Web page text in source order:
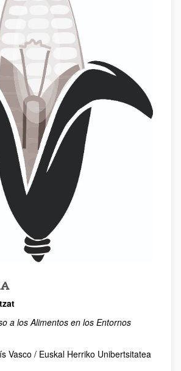
a los Alimentos en los Entornos
Vasco / Euskal Herriko Unibertsitatea